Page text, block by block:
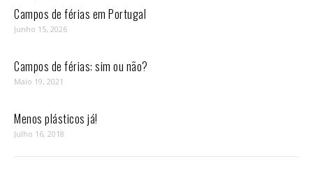
Campos de férias em Portugal
Junho 15, 2026
Campos de férias: sim ou não?
Maio 19, 2021
Menos plásticos já!
Julho 16, 2018